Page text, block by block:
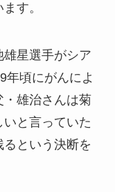
す。
星選手がシア
年頃にがんによ
・雄治さんは菊
と言っていた
という決断を